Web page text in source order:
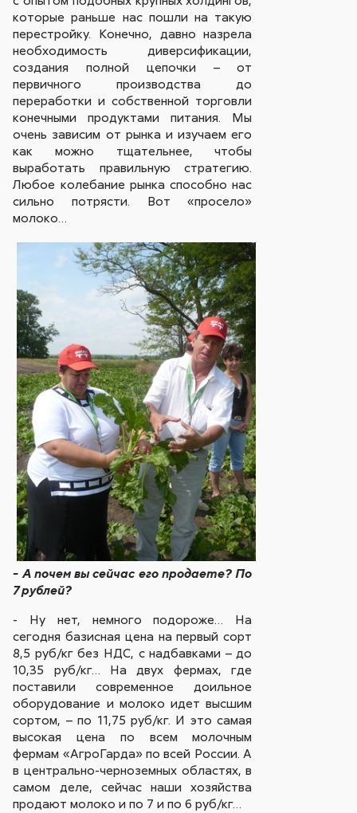
которые раньше нас пошли на такую
перестройку. Конечно, давно назрела
необходимость диверсификации,
создания полной цепочки – от
первичного производства до
переработки и собственной торговли
конечными продуктами питания. Мы
очень зависим от рынка и изучаем его
как можно тщательнее, чтобы
выработать правильную стратегию.
Любое колебание рынка способно нас
сильно потрясти. Вот «просело»
молоко…
- А почем вы сейчас его продаете? По
7 рублей?
- Ну нет, немного подороже… На
сегодня базисная цена на первый сорт
8,5 руб/кг без НДС, с надбавками – до
10,35 руб/кг… На двух фермах, где
поставили современное доильное
оборудование и молоко идет высшим
сортом, – по 11,75 руб/кг. И это самая
высокая цена по всем молочным
фермам «АгроГарда» по всей России. А
в центрально-черноземных областях, в
самом деле, сейчас наши хозяйства
продают молоко и по 7 и по 6 руб/кг…